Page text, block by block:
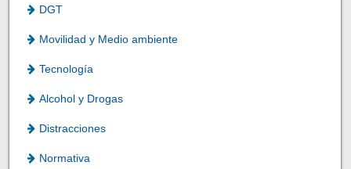
DGT
Movilidad y Medio ambiente
Tecnología
Alcohol y Drogas
Distracciones
Normativa